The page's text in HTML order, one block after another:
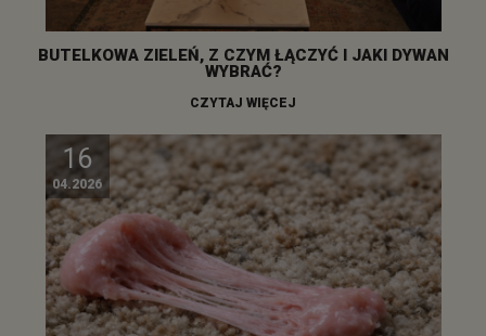
BUTELKOWA ZIELEŃ, Z CZYM ŁĄCZYĆ I JAKI DYWAN
WYBRAĆ?
CZYTAJ WIĘCEJ
16
04.2026